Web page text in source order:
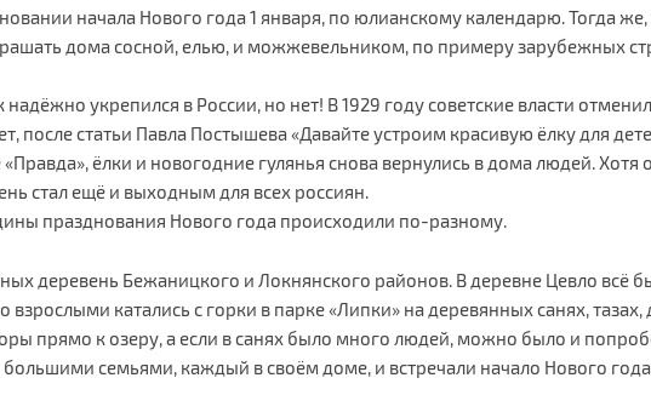
начала Нового года 1 января, по юлианскому календарю. Тогда
дома сосной, елью, и можжевельником, по примеру зарубежных
надёжно укрепился в России, но нет! В 1929 году советские власти
после статьи Павла Постышева «Давайте устроим красивую ёлку для
«Правда», ёлки и новогодние гулянья снова вернулись в дома людей.
стал ещё и выходным для всех россиян.
празднования Нового года происходили по-разному.
деревень Бежаницкого и Локнянского районов. В деревне Цевло всё
взрослыми катались с горки в парке «Липки» на деревянных санях,
прямо к озеру, а если в санях было много людей, можно было и
семьями, каждый в своём доме, и встречали начало Нового